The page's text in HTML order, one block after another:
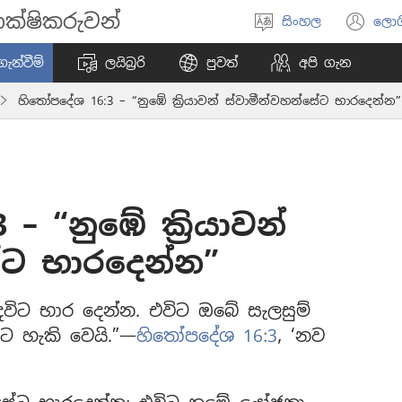
භාෂාව
තෝරන්න
සිංහල
ලයිබ්‍රරි පුවත් අපි ගැන
හිතෝපදේශ 16:3 – “නුඹේ ක්‍රියාවන් ස්වාමීන්වහන්සේට භාරදෙන්න”
“නුඹේ ක්‍රියාවන්
භාරදෙන්න”
භාර දෙන්න. එවිට ඔබේ සැලසුම්
හැකි වෙයි.”—හිතෝපදේශ 16:3, ‘නව